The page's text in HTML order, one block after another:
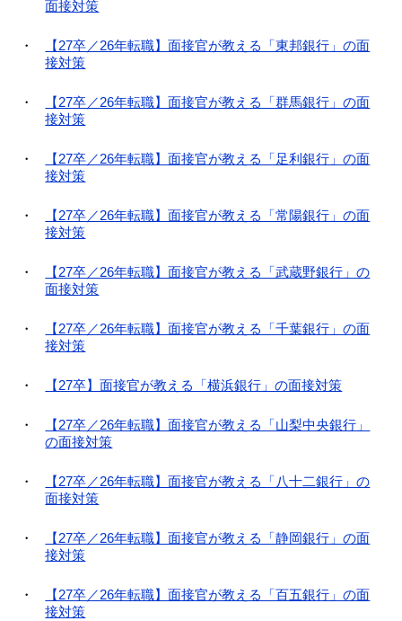
面接対策
【27卒／26年転職】面接官が教える「東邦銀行」の面
接対策
【27卒／26年転職】面接官が教える「群馬銀行」の面
接対策
【27卒／26年転職】面接官が教える「足利銀行」の面
接対策
【27卒／26年転職】面接官が教える「常陽銀行」の面
接対策
【27卒／26年転職】面接官が教える「武蔵野銀行」の
面接対策
【27卒／26年転職】面接官が教える「千葉銀行」の面
接対策
【27卒】面接官が教える「横浜銀行」の面接対策
【27卒／26年転職】面接官が教える「山梨中央銀行」
の面接対策
【27卒／26年転職】面接官が教える「八十二銀行」の
面接対策
【27卒／26年転職】面接官が教える「静岡銀行」の面
接対策
【27卒／26年転職】面接官が教える「百五銀行」の面
接対策